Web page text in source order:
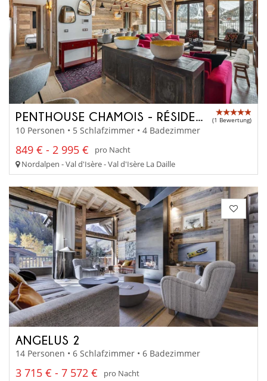
PENTHOUSE CHAMOIS - RÉSIDENCE TOVIÈRE (1 Bewertung)
10 Personen • 5 Schlafzimmer • 4 Badezimmer
849 € - 2 995 €
pro Nacht
Nordalpen - Val d'Isère - Val d'Isère La Daille
ANGELUS 2
14 Personen • 6 Schlafzimmer • 6 Badezimmer
3 715 € - 7 572 €
pro Nacht